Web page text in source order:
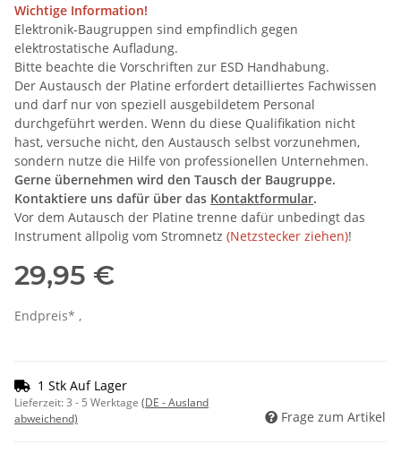
Wichtige Information!
Elektronik-Baugruppen sind empfindlich gegen
elektrostatische Aufladung.
Bitte beachte die Vorschriften zur ESD Handhabung.
Der Austausch der Platine erfordert detailliertes Fachwissen
und darf nur von speziell ausgebildetem Personal
durchgeführt werden. Wenn du diese Qualifikation nicht
hast, versuche nicht, den Austausch selbst vorzunehmen,
sondern nutze die Hilfe von professionellen Unternehmen.
Gerne übernehmen wird den Tausch der Baugruppe.
Kontaktiere uns dafür über das Kontaktformular.
Vor dem Autausch der Platine trenne dafür unbedingt das
Instrument allpolig vom Stromnetz (Netzstecker ziehen)!
29,95 €
Endpreis* ,
1 Stk Auf Lager
Lieferzeit:3 - 5 Werktage (DE - Ausland
abweichend)
Frage zum Artikel